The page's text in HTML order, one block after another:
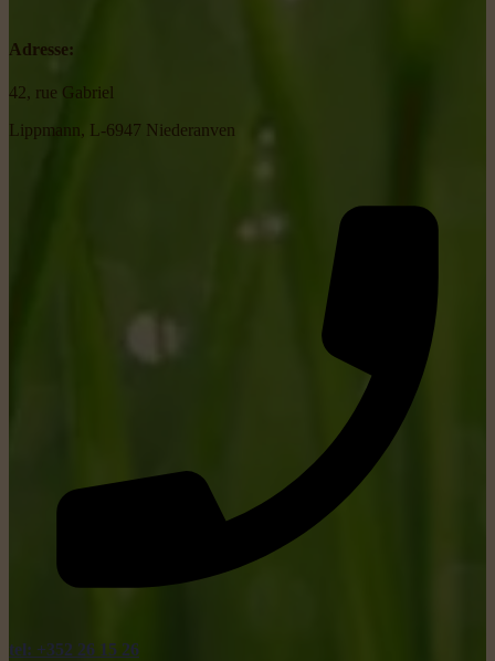
Adresse:
42, rue Gabriel
Lippmann, L-6947 Niederanven
tel: +352 26 15 26